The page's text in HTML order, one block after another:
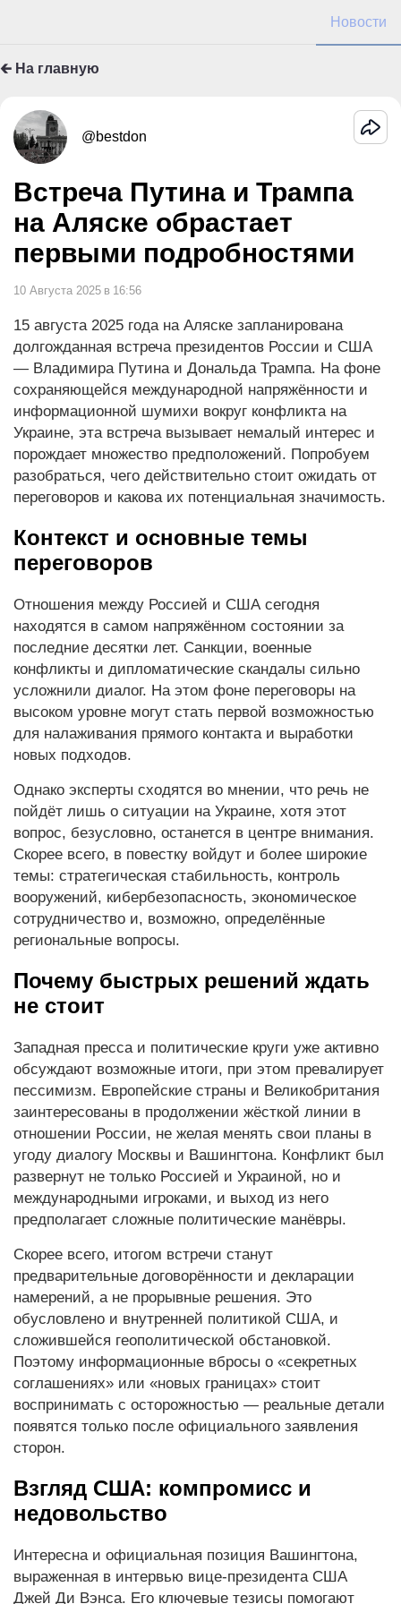
Новости
🡰 На главную
@bestdon
Встреча Путина и Трампа
на Аляске обрастает
первыми подробностями
10 Августа 2025 в 16:56
15 августа 2025 года на Аляске запланирована
долгожданная встреча президентов России и США
— Владимира Путина и Дональда Трампа. На фоне
сохраняющейся международной напряжённости и
информационной шумихи вокруг конфликта на
Украине, эта встреча вызывает немалый интерес и
порождает множество предположений. Попробуем
разобраться, чего действительно стоит ожидать от
переговоров и какова их потенциальная значимость.
Контекст и основные темы
переговоров
Отношения между Россией и США сегодня
находятся в самом напряжённом состоянии за
последние десятки лет. Санкции, военные
конфликты и дипломатические скандалы сильно
усложнили диалог. На этом фоне переговоры на
высоком уровне могут стать первой возможностью
для налаживания прямого контакта и выработки
новых подходов.
Однако эксперты сходятся во мнении, что речь не
пойдёт лишь о ситуации на Украине, хотя этот
вопрос, безусловно, останется в центре внимания.
Скорее всего, в повестку войдут и более широкие
темы: стратегическая стабильность, контроль
вооружений, кибербезопасность, экономическое
сотрудничество и, возможно, определённые
региональные вопросы.
Почему быстрых решений ждать
не стоит
Западная пресса и политические круги уже активно
обсуждают возможные итоги, при этом превалирует
пессимизм. Европейские страны и Великобритания
заинтересованы в продолжении жёсткой линии в
отношении России, не желая менять свои планы в
угоду диалогу Москвы и Вашингтона. Конфликт был
развернут не только Россией и Украиной, но и
международными игроками, и выход из него
предполагает сложные политические манёвры.
Скорее всего, итогом встречи станут
предварительные договорённости и декларации
намерений, а не прорывные решения. Это
обусловлено и внутренней политикой США, и
сложившейся геополитической обстановкой.
Поэтому информационные вбросы о «секретных
соглашениях» или «новых границах» стоит
воспринимать с осторожностью — реальные детали
появятся только после официального заявления
сторон.
Взгляд США: компромисс и
недовольство
Интересна и официальная позиция Вашингтона,
выраженная в интервью вице-президента США
Джей Ди Вэнса. Его ключевые тезисы помогают